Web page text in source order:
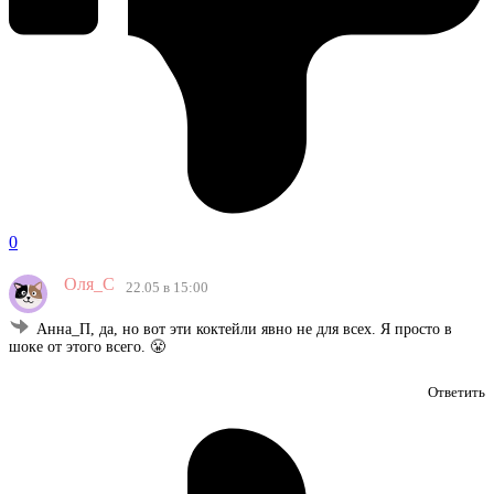
0
Оля_С 22.05 в 15:00
Анна_П, да, но вот эти коктейли явно не для всех. Я просто в
шоке от этого всего. 😤
Ответить